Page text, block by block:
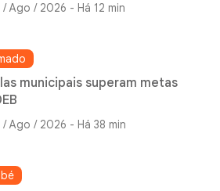
Ago / 2026 - Há 12 min
municipais superam metas
/ Ago / 2026 - Há 38 min